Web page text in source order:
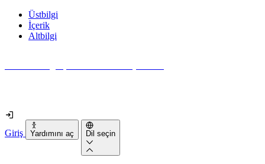
Üstbilgi
İçerik
Altbilgi
Giriş Yardımını aç Dil seçin